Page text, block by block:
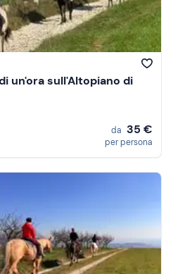
un'ora sull'Altopiano di
da 35 €
per persona